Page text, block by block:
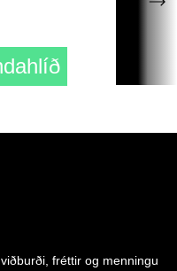
fréttir og menningu